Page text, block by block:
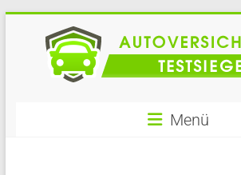
springen
Autoversicherung
Menü